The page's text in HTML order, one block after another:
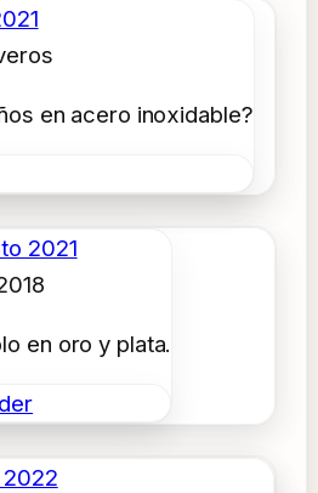
en acero inoxidable?
2021
en oro y plata.
2022